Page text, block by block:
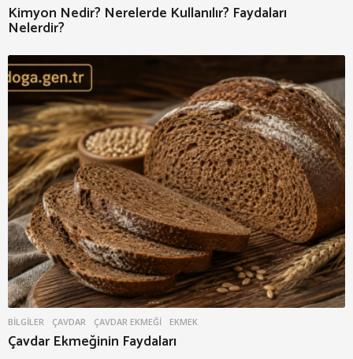
Kimyon Nedir? Nerelerde Kullanılır? Faydaları
Nelerdir?
BILGILER ÇAVDAR ,ÇAVDAR EKMEĞI ,EKMEK
Çavdar Ekmeğinin Faydaları